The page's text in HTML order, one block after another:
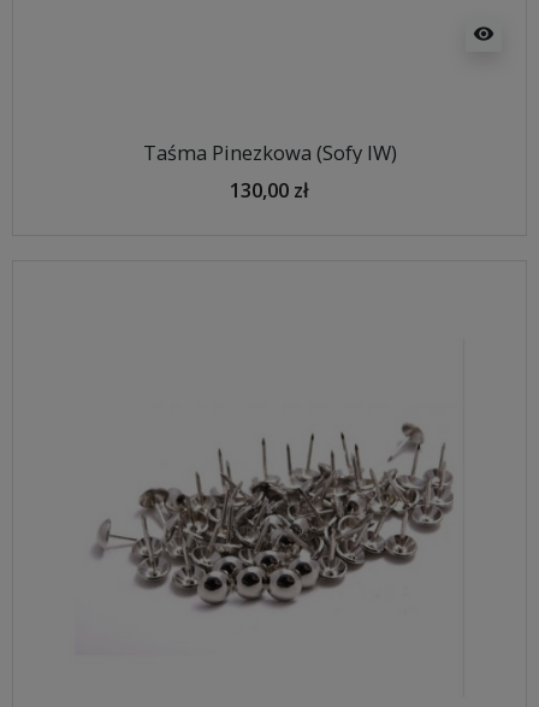
visibility
Taśma Pinezkowa (Sofy IW)
130,00 zł